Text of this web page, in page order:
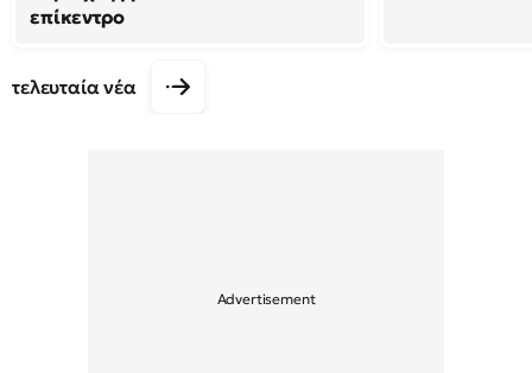
επίκεντρο
τελευταία νέα